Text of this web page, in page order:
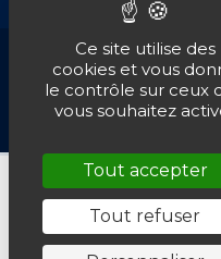
Mentions légales•
© 2016-2026 EM
Spécialiste de la
Ce site utilise des
cookies et vous
le contrôle sur ceux
vous souhaitez
Tout accepter
Tout refuser